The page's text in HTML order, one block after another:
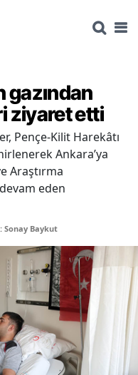
gazından
ziyaret etti
Pençe-Kilit Harekâtı
Ankara’ya
Araştırma
eden
Sonay Baykut